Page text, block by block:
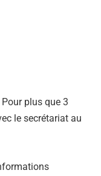
plus que 3
le secrétariat au